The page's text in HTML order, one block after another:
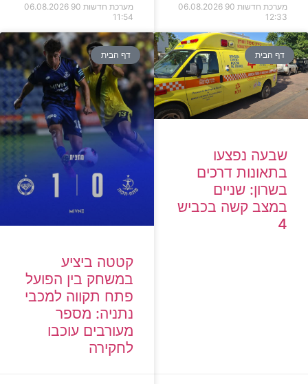
מערכת חדשות 90
06.08.2026
12:33
מערכת חדשות 90
06.08.2026
11:54
דף הבית
שבעה נפצעו
בתאונות דרכים
בשרון: שניים
במצב קשה בכביש
4
דף הבית
קטטה ביציע
במשחק בין הפועל
פתח תקווה למכבי
נתניה: מספר
מעורבים עוכבו
לחקירה